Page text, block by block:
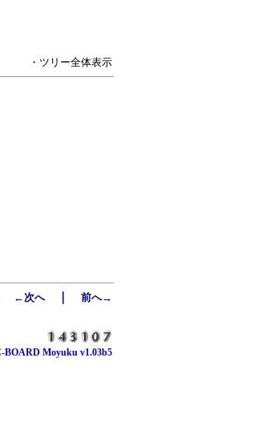
・ツリー全体表示
←次へ｜ 前へ→
BOARD Moyuku v1.03b5